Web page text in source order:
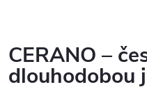
CERANO –
dlouhodobou